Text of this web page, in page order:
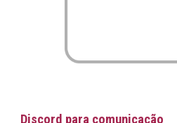
Discord para comunicação